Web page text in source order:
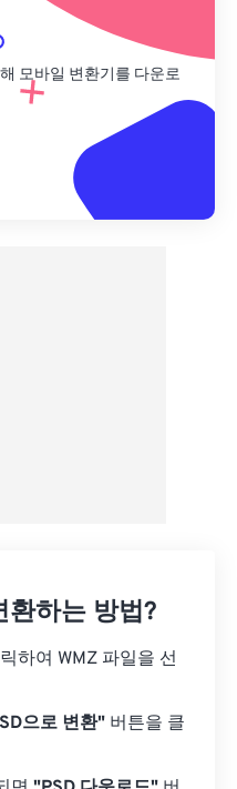
모바일 변환기를 다운로
환하는 방법?
하여 WMZ 파일을 선
으로 변환" 버튼을 클